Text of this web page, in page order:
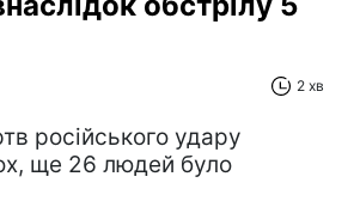
2 хв
російського удару
ще 26 людей було